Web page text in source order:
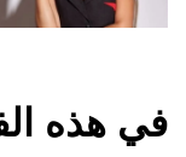
في هذه